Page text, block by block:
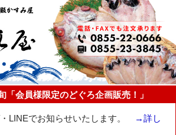
「会員様限定のどぐろ企画販売！」
LINEでお知らせいたします。
→詳し